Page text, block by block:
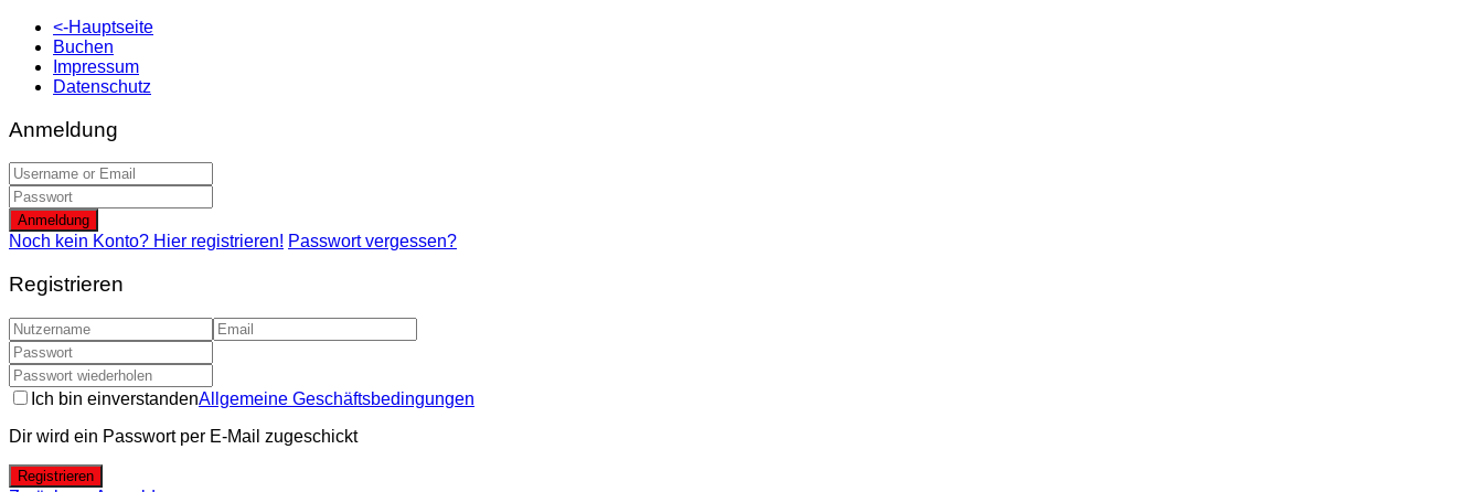
<-Hauptseite
Buchen
Impressum
Datenschutz
Anmeldung
Anmeldung
Noch kein Konto? Hier registrieren! Passwort vergessen?
Registrieren
Ich bin einverstandenAllgemeine Geschäftsbedingungen
Dir wird ein Passwort per E-Mail zugeschickt
Registrieren